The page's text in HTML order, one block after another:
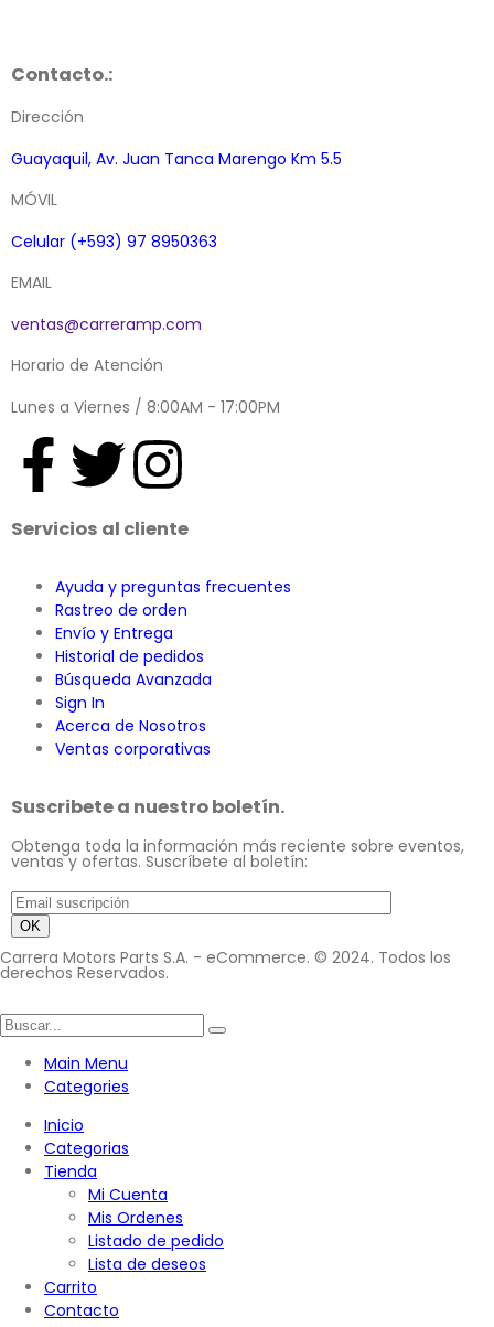
Contacto.:
Dirección
Guayaquil, Av. Juan Tanca Marengo Km 5.5
MÓVIL
Celular (+593) 97 8950363
EMAIL
ventas@carreramp.com
Horario de Atención
Lunes a Viernes / 8:00AM - 17:00PM
Servicios al cliente
Ayuda y preguntas frecuentes
Rastreo de orden
Envío y Entrega
Historial de pedidos
Búsqueda Avanzada
Sign In
Acerca de Nosotros
Ventas corporativas
Suscribete a nuestro boletín.
Obtenga toda la información más reciente sobre eventos,
ventas y ofertas. Suscríbete al boletín:
Carrera Motors Parts S.A. - eCommerce. © 2024. Todos los
derechos Reservados.
Main Menu
Categories
Inicio
Categorias
Tienda
Mi Cuenta
Mis Ordenes
Listado de pedido
Lista de deseos
Carrito
Contacto